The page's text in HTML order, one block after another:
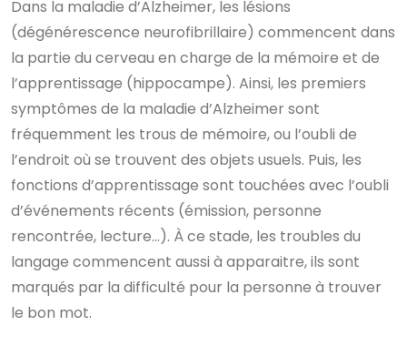
Dans la maladie d’Alzheimer, les lésions
(dégénérescence neurofibrillaire) commencent dans
la partie du cerveau en charge de la mémoire et de
l’apprentissage (hippocampe). Ainsi, les premiers
symptômes de la maladie d’Alzheimer sont
fréquemment les trous de mémoire, ou l’oubli de
l’endroit où se trouvent des objets usuels. Puis, les
fonctions d’apprentissage sont touchées avec l’oubli
d’événements récents (émission, personne
rencontrée, lecture…). À ce stade, les troubles du
langage commencent aussi à apparaitre, ils sont
marqués par la difficulté pour la personne à trouver
le bon mot.